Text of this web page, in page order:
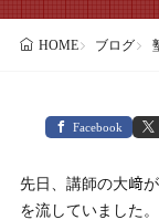
HOME ブログ
Facebook
先日、講師の大﨑
を流していました。